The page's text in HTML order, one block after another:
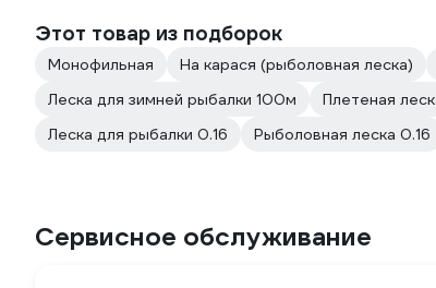
Этот товар из подборок
Монофильная На карася (рыболовная леска)
Леска для зимней рыбалки 100м
Плетeная
Леска для рыбалки 0.16
Рыболовная леска 0.16
Сервисное обслуживание